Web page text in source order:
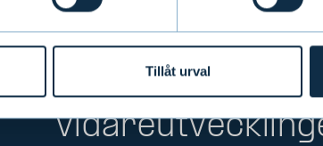
Tillåt urval
önskar att våra
sina behov och
hela tiden tar